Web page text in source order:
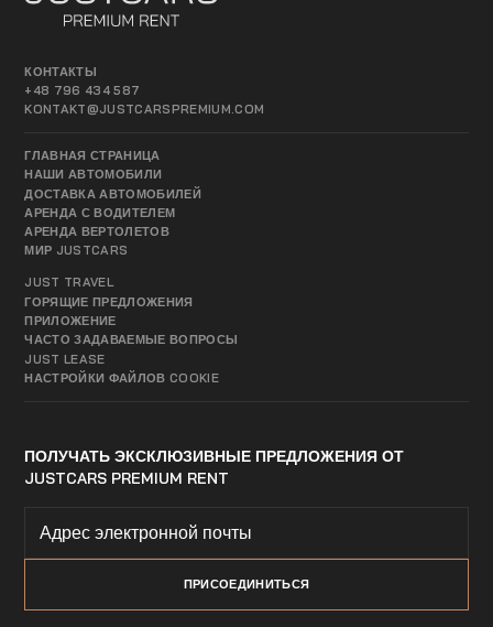
КОНТАКТЫ
+48 796 434 587
KONTAKT@JUSTCARSPREMIUM.COM
ГЛАВНАЯ СТРАНИЦА
НАШИ АВТОМОБИЛИ
ДОСТАВКА АВТОМОБИЛЕЙ
АРЕНДА С ВОДИТЕЛЕМ
АРЕНДА ВЕРТОЛЕТОВ
МИР JUSTCARS
JUST TRAVEL
ГОРЯЩИЕ ПРЕДЛОЖЕНИЯ
ПРИЛОЖЕНИЕ
ЧАСТО ЗАДАВАЕМЫЕ ВОПРОСЫ
JUST LEASE
НАСТРОЙКИ ФАЙЛОВ COOKIE
ПОЛУЧАТЬ ЭКСКЛЮЗИВНЫЕ ПРЕДЛОЖЕНИЯ ОТ
JUSTCARS PREMIUM RENT